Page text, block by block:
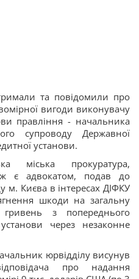
та повідомили про
вигоди виконувачу
правління - начальника
супроводу Державної
установи.
міська прокуратура,
є адвокатом, подав до
м. Києва в інтересах ДІФКУ
шкоди на загальну
з попереднього
через незаконне
юрвідділу висунув
про надання